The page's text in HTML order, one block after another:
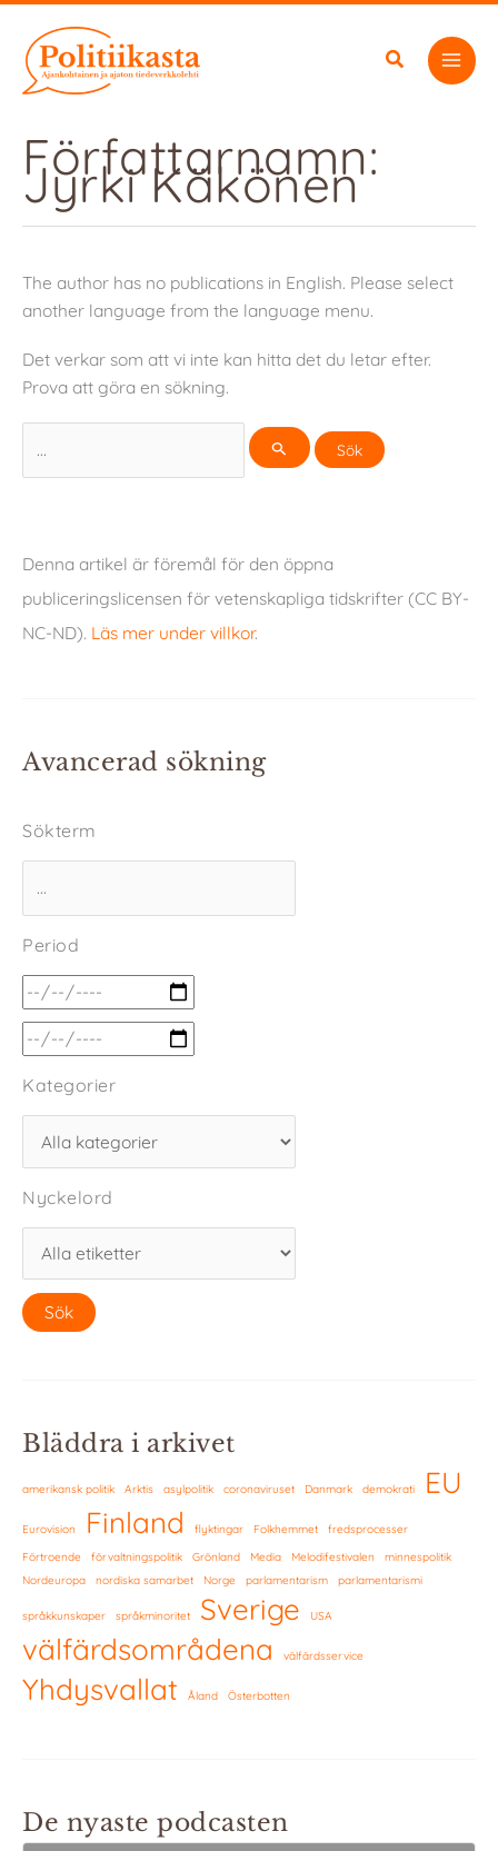
innehåll
Författarnamn:
Jyrki Käkönen
The author has no publications in English. Please select
another language from the language menu.
Det verkar som att vi inte kan hitta det du letar efter.
Prova att göra en sökning.
efter:
Denna artikel är föremål för den öppna
publiceringslicensen för vetenskapliga tidskrifter (CC BY-
NC-ND). Läs mer under villkor.
Avancerad sökning
Sökterm
Period
Kategorier
Nyckelord
Bläddra i arkivet
amerikansk politik Arktis asylpolitik coronaviruset Danmark demokrati EU
Eurovision Finland flyktingar Folkhemmet
fredsprocesser
Förtroende
förvaltningspolitik Grönland Media Melodifestivalen
minnespolitik
Nordeuropa
nordiska samarbet Norge parlamentarism parlamentarismi
språkkunskaper språkminoritet Sverige USA
välfärdsområdena välfärdsservice
Yhdysvallat Åland Österbotten
De nyaste podcasten